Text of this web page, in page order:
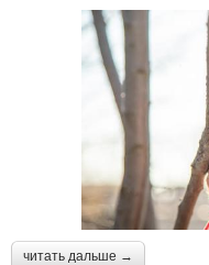
читать дальше →